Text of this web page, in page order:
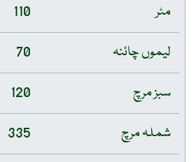
مٹر
110
لیموں چائنہ
70
سبز مرچ
120
شملہ مرچ
335